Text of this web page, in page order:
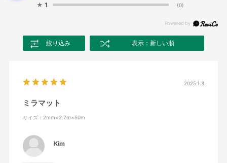
★ 1 (0)
絞り込み 表示：新しい順
2025.1.3
ミラマット
サイズ：2mm×2.7m×50m
Kim